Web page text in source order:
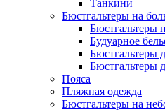
Танкини
Бюстгальтеры на
Бюстгальтеры
Будуарное
Бюстгальтеры
Бюстгальтеры
Пояса
Пляжная одежда
Бюстгальтеры на